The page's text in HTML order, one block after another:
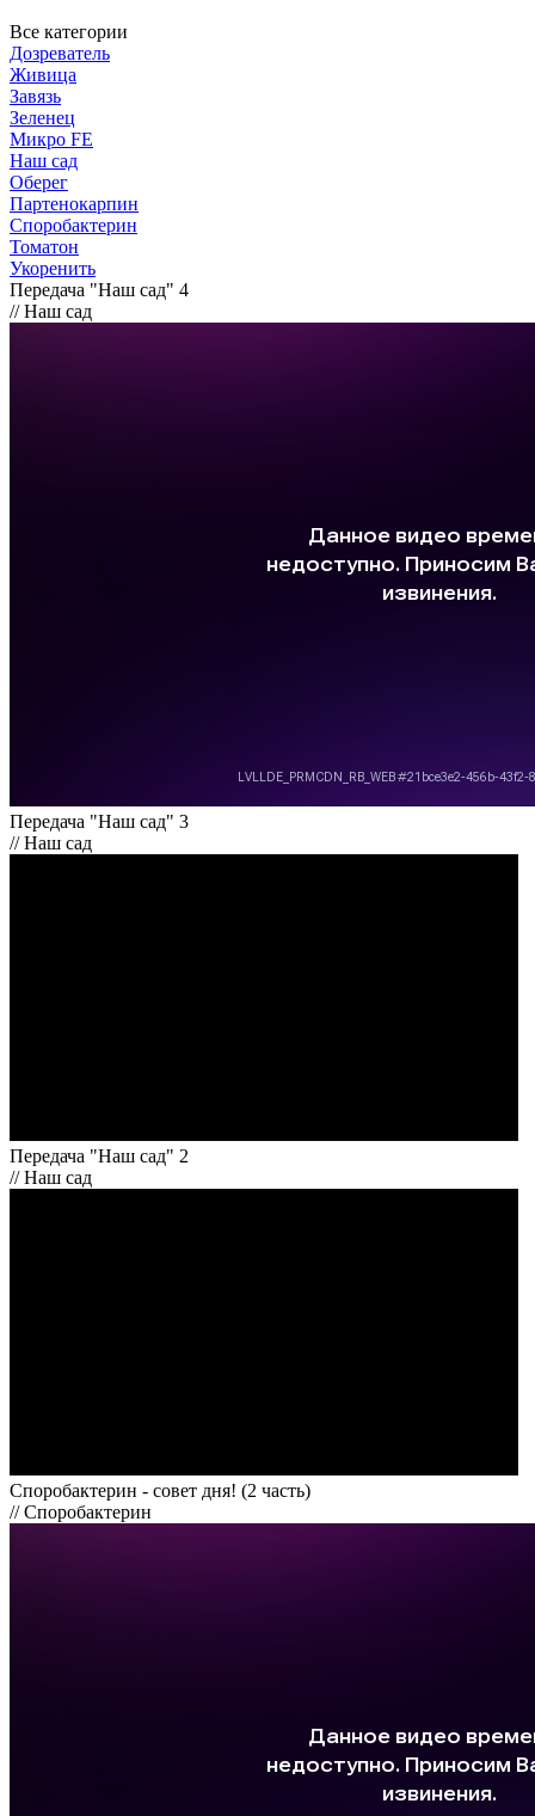
Все категории
Дозреватель
Живица
Завязь
Зеленец
Микро FE
Наш сад
Оберег
Партенокарпин
Споробактерин
Томатон
Укоренить
Передача "Наш сад" 4
// Наш сад
Передача "Наш сад" 3
// Наш сад
Передача "Наш сад" 2
// Наш сад
Споробактерин - совет дня! (2 часть)
// Споробактерин